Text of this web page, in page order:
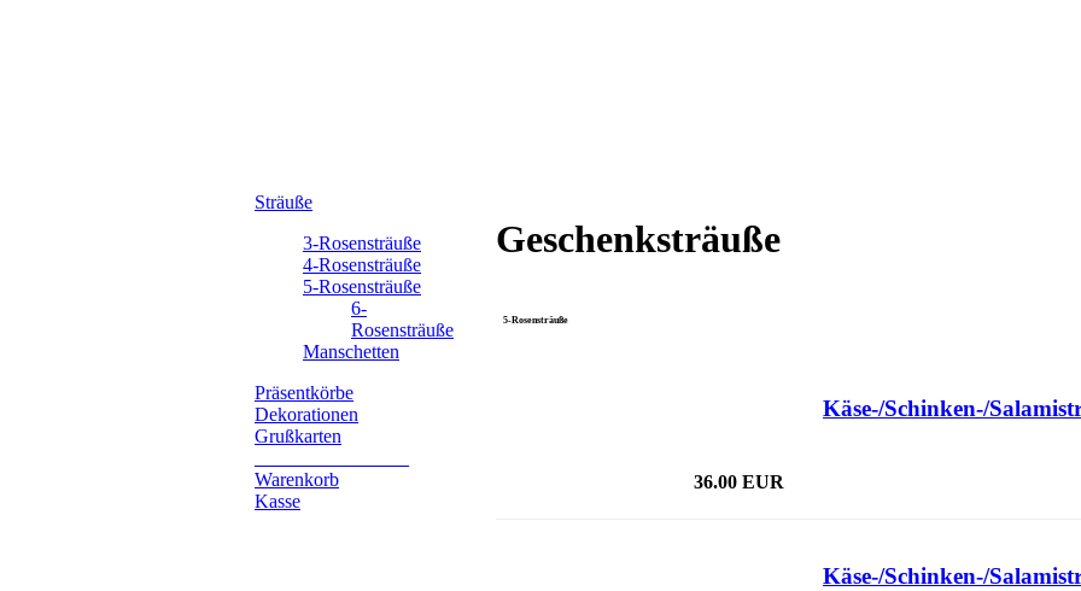
Sträuße
3-Rosensträuße
4-Rosensträuße
5-Rosensträuße
6-
Rosensträuße
Manschetten
Präsentkörbe
Dekorationen
Grußkarten
Warenkorb
Kasse
Geschenksträuße
5-Rosensträuße
Käse-/Schinken-/
36.00 EUR
Käse-/Schinken-/